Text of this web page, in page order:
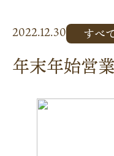
2022.12.30 すべ
年末年始営